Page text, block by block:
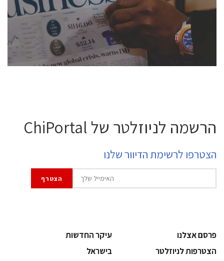
professional experts, and senior executives.
לחץ לפרטים
הרשמה לניוזלטר של ChiPortal
הצטרפו לרשימת הדיוור שלנו
פרסם אצלנו
עיקר החדשות
הצטרפות לניוזלטר
בישראל